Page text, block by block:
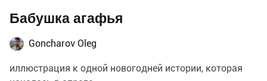
Бабушка агафья
Goncharov Oleg
иллюстрация к одной новогодней истории, которая